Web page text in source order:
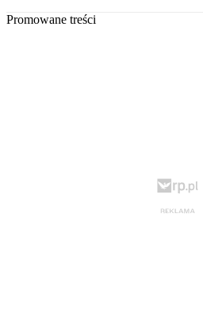
Promowane treści